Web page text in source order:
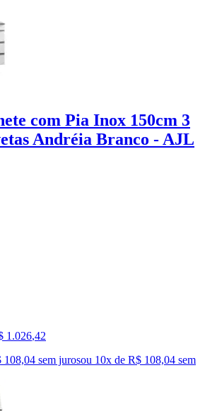
com Pia Inox 150cm 3
Andréia Branco - AJL
1.026,42
sem jurosou 10x de R$ 108,04 sem